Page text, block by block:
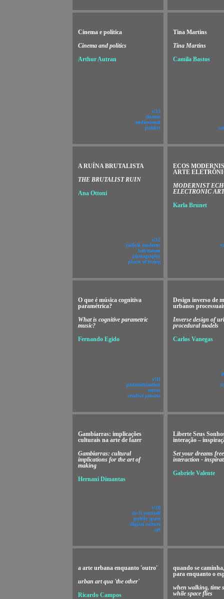
Cinema e política
Cinema and politics
Arthur Autran
v!13
cinema
audiovisual
politics
Tina Martins
Tina Martins
Camila Bastos
A RUÍNA BRUTALISTA
THE BRUTALIST RUIN
Ana Ottoni
v!12
radical moderns
habitation
photography
places of living
ECOS
ARTE
MODERNIST
ELECTRONIC ART
Karla Brunet
O que é música cognitiva
paramétrica?
What is cognitive parametric
music?
Fernando Egido
v!11
parametrization
music
creative process
Design inverso de
urbanos
Inverse design of
procedural models
Carlos Vanegas
Gambiarras: implicações
culturais na arte de fazer
Gambiarras: cultural
implications for the art of
making
Hernani Dimantas
v!10
do it yourself
public space
digital culture
art
Liberte Seus
interação –
Set your dreams
interaction -
Gabriele Valente
a arte urbana enquanto 'outro'
urban art qua 'the other'
Ricardo Campos
quando se
para enquanto o
when walking, time
while space flies